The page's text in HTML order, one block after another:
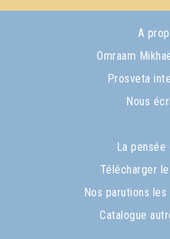
A
Omraam
Prosveta
Nous
La pensée
Télécharger
Nos parutions
Catalogue